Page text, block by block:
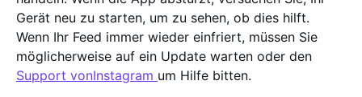
Gerät neu zu starten, um zu sehen, ob dies hilft.
Wenn Ihr Feed immer wieder einfriert, müssen Sie
möglicherweise auf ein Update warten oder den
Support vonInstagram um Hilfe bitten.